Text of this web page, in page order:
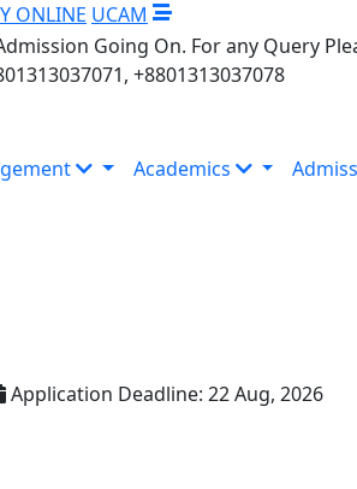
ONLINE UCAM
Going On. For any Query
+8801313037078
Academics
Application Deadline: 22 Aug, 2026